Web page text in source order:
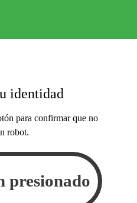
identidad
para confirmar que no
robot.